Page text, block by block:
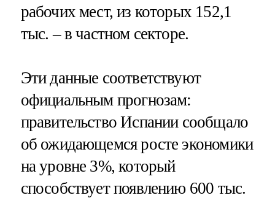
рабочих мест, из которых 152,1
тыс. – в частном секторе.
Эти данные соответствуют
официальным прогнозам:
правительство Испании сообщало
об ожидающемся росте экономики
на уровне 3%, который
способствует появлению 600 тыс.